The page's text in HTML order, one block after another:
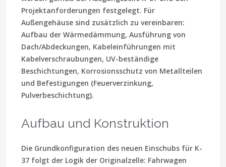
Projektanforderungen festgelegt. Für
Außengehäuse sind zusätzlich zu vereinbaren:
Aufbau der Wärmedämmung, Ausführung von
Dach/Abdeckungen, Kabeleinführungen mit
Kabelverschraubungen, UV-beständige
Beschichtungen, Korrosionsschutz von Metallteilen
und Befestigungen (Feuerverzinkung,
Pulverbeschichtung).
Aufbau und Konstruktion
Die Grundkonfiguration des neuen Einschubs für K-
37 folgt der Logik der Originalzelle: Fahrwagen